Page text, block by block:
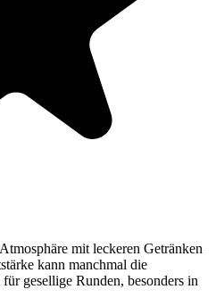
mit leckeren Getränken
kann manchmal die
gesellige Runden, besonders in